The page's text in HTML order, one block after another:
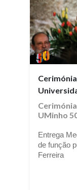
UMinho
Entrega
de função
Ferreira